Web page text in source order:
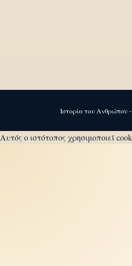
Ιστορία του Ανθρώπου
Αυτός ο ιστότοπος χρησιμοποιεί